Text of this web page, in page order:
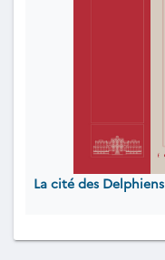
La cité des Delphiens